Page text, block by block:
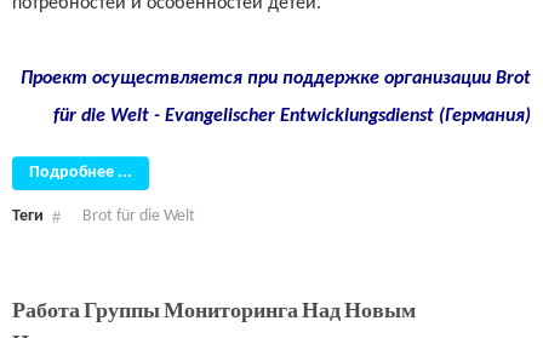
Проект осуществляется при поддержке организации Brot
für die Welt - Evangelischer Entwicklungsdienst (Германия)
Подробнее ...
Теги Brot für die Welt
Работа Группы Мониторинга Над Новым